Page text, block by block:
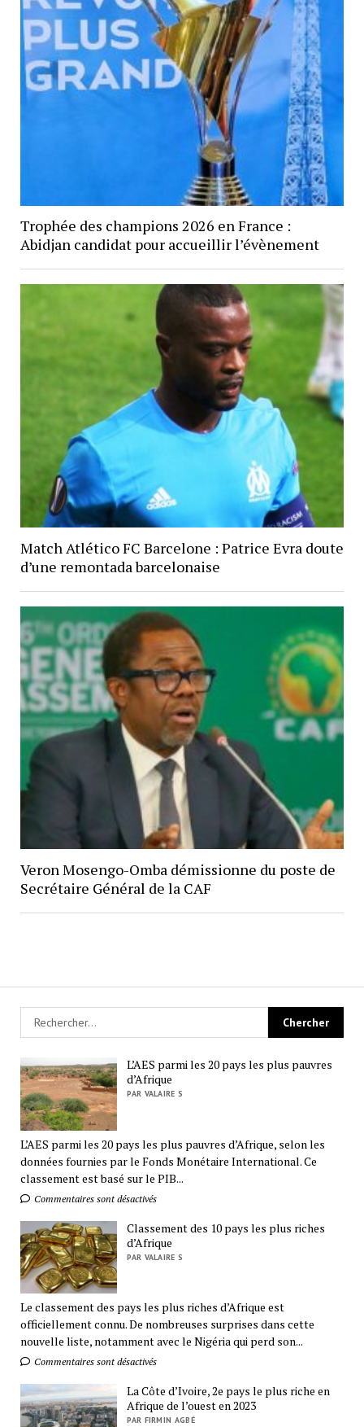
Trophée des champions 2026 en France :
Abidjan candidat pour accueillir l’évènement
Match Atlético FC Barcelone : Patrice Evra doute
d’une remontada barcelonaise
Veron Mosengo-Omba démissionne du poste de
Secrétaire Général de la CAF
L’AES parmi les 20 pays les plus pauvres
d’Afrique
PAR VALAIRE S
L’AES parmi les 20 pays les plus pauvres d’Afrique, selon les
données fournies par le Fonds Monétaire International. Ce
classement est basé sur le PIB...
Commentaires sont désactivés
Classement des 10 pays les plus riches
d’Afrique
PAR VALAIRE S
Le classement des pays les plus riches d’Afrique est
officiellement connu. De nombreuses surprises dans cette
nouvelle liste, notamment avec le Nigéria qui perd son...
Commentaires sont désactivés
La Côte d’Ivoire, 2e pays le plus riche en
Afrique de l’ouest en 2023
PAR FIRMIN AGBÉ